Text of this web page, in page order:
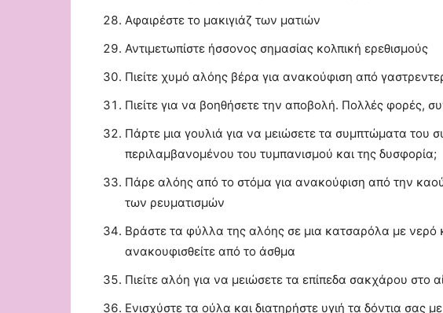
Αφαιρέστε το μακιγιάζ των ματιών
Αντιμετωπίστε ήσσονος σημασίας κολπική ερεθισμούς
Πιείτε χυμό αλόης βέρα για ανακούφιση από
Πιείτε για να βοηθήσετε την αποβολή. Πολλές φορές,
Πάρτε μια γουλιά για να μειώσετε τα συμπτώματα του
περιλαμβανομένου του τυμπανισμού και της δυσφορία;
Πάρε αλόης από το στόμα για ανακούφιση από την
των ρευματισμών
Βράστε τα φύλλα της αλόης σε μια κατσαρόλα με νερό
ανακουφισθείτε από το άσθμα
Πιείτε αλόη για να μειώσετε τα επίπεδα σακχάρου στο
Ενισχύστε τα ούλα και διατηρήστε υγιή τα δόντια